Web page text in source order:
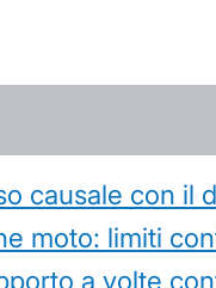
causale con il
moto: limiti
a volte